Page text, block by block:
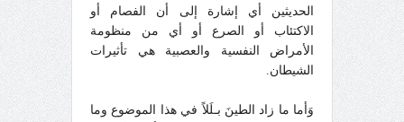
الحديثين أي إشارة إلى أن الفصام أو
الاكتئاب أو الصرع أو أي من منظومة
الأمراض النفسية والعصبية هي تأثيرات
الشيطان.
وَأما ما زاد الطينَ بـلَلاً في هذا الموضوع وما